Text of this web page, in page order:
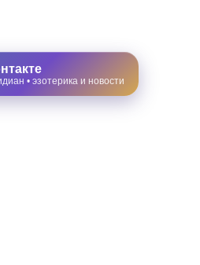
• эзотерика и новости